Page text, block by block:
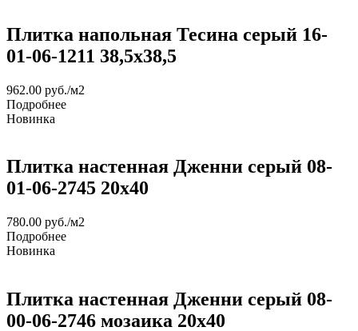
Плитка напольная Тесина серый 16-
01-06-1211 38,5х38,5
962.00 руб./м2
Подробнее
Новинка
Плитка настенная Дженни серый 08-
01-06-2745 20х40
780.00 руб./м2
Подробнее
Новинка
Плитка настенная Дженни серый 08-
00-06-2746 мозаика 20х40